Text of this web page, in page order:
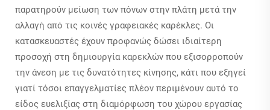
παρατηρούν μείωση των πόνων στην πλάτη μετά την
αλλαγή από τις κοινές γραφειακές καρέκλες. Οι
κατασκευαστές έχουν προφανώς δώσει ιδιαίτερη
προσοχή στη δημιουργία καρεκλών που εξισορροπούν
την άνεση με τις δυνατότητες κίνησης, κάτι που εξηγεί
γιατί τόσοι επαγγελματίες πλέον περιμένουν αυτό το
είδος ευελιξίας στη διαμόρφωση του χώρου εργασίας